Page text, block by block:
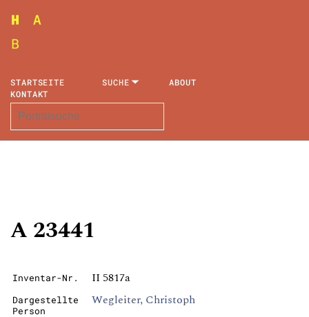
STARTSEITE SUCHE
ABOUT
KONTAKT
A 23441
Inventar-Nr. II 5817a
Dargestellte
Person
Wegleiter, Christoph